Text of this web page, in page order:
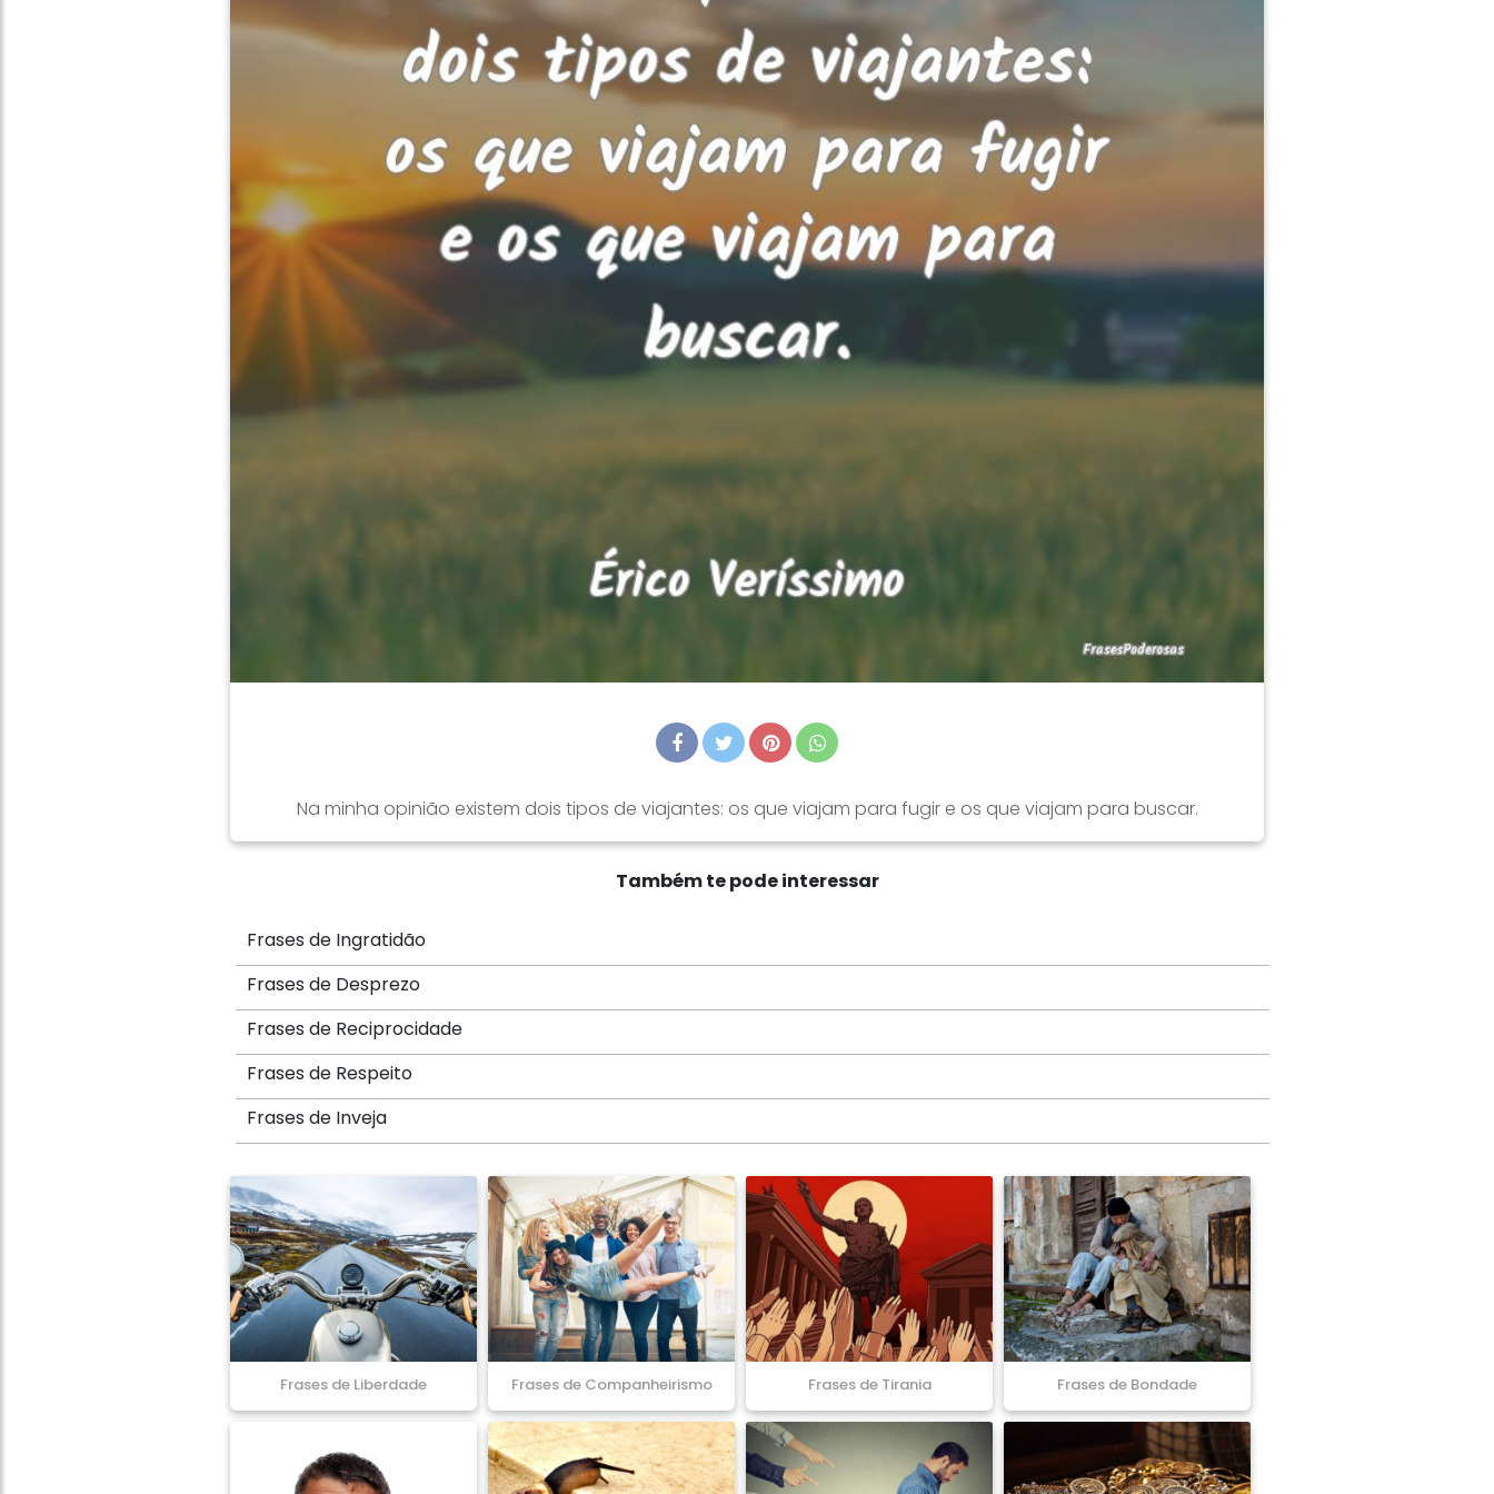
Na minha opinião existem dois tipos de viajantes: os que viajam para fugir e os que viajam para buscar.
Também te pode interessar
Frases de Ingratidão
Frases de Desprezo
Frases de Reciprocidade
Frases de Respeito
Frases de Inveja
Frases de Liberdade Frases de Companheirismo Frases de Tirania Frases de Bondade